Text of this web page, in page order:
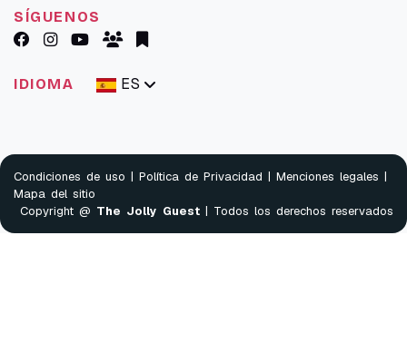
SÍGUENOS
IDIOMA ES
Condiciones de uso | Política de Privacidad | Menciones legales |
Mapa del sitio
Copyright @ The Jolly Guest | Todos los derechos reservados